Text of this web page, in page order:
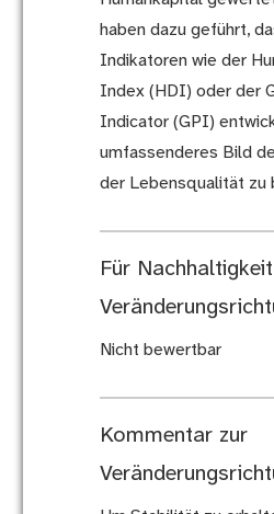
haben dazu geführt,
Indikatoren wie der
Index (HDI) oder der
Indicator (GPI)
umfassenderes Bild
der Lebensqualität zu
Für
Nicht bewertbar
Kommentar zur